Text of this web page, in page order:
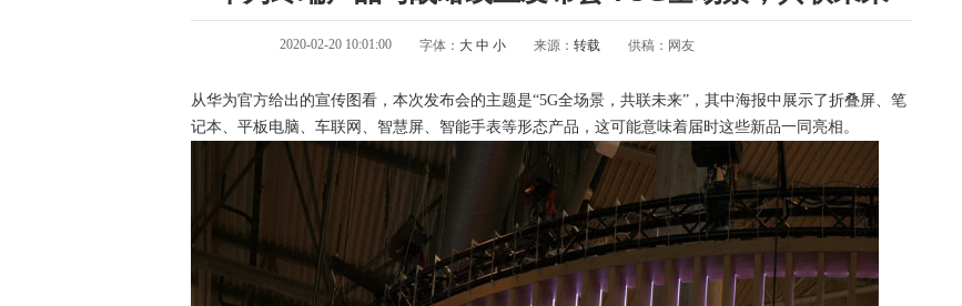
2020-02-20 10:01:00 字体： 大 中 小 来源： 转载 供稿：网友
从华为官方给出的宣传图看，本次发布会的主题是“5G全场景，共联未来”，其中海报中展示了折叠屏、笔
记本、平板电脑、车联网、智慧屏、智能手表等形态产品，这可能意味着届时这些新品一同亮相。